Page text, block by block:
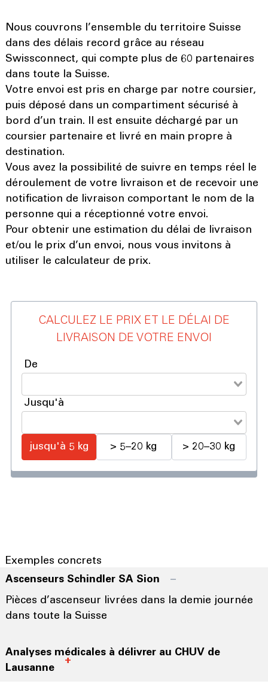
Nous couvrons l’ensemble du territoire Suisse
dans des délais record grâce au réseau
Swissconnect, qui compte plus de 60 partenaires
dans toute la Suisse.
Votre envoi est pris en charge par notre coursier,
puis déposé dans un compartiment sécurisé à
bord d’un train. Il est ensuite déchargé par un
coursier partenaire et livré en main propre à
destination.
Vous avez la possibilité de suivre en temps réel le
déroulement de votre livraison et de recevoir une
notification de livraison comportant le nom de la
personne qui a réceptionné votre envoi.
Pour obtenir une estimation du délai de livraison
et/ou le prix d’un envoi, nous vous invitons à
utiliser le calculateur de prix.
CALCULEZ LE PRIX ET LE DÉLAI DE
LIVRAISON DE VOTRE ENVOI
De
Jusqu'à
jusqu'à 5 kg > 5–20 kg > 20–30 kg
Exemples concrets
Ascenseurs Schindler SA Sion
Pièces d’ascenseur livrées dans la demie journée
dans toute la Suisse
Analyses médicales à délivrer au CHUV de
Lausanne